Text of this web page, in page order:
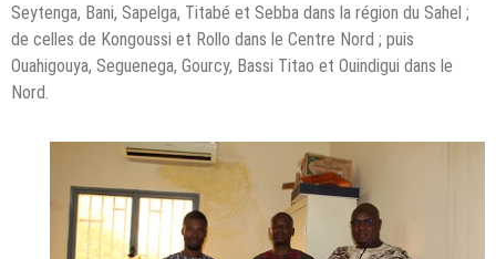
Seytenga, Bani, Sapelga, Titabé et Sebba dans la région du Sahel ;
de celles de Kongoussi et Rollo dans le Centre Nord ; puis
Ouahigouya, Seguenega, Gourcy, Bassi Titao et Ouindigui dans le
Nord.